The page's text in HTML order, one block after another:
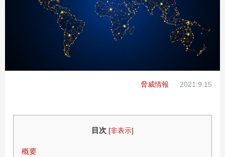
脅威情報 2021.9.15
目次 [非表示]
概要